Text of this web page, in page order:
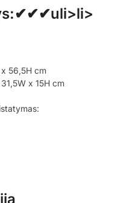
56,5H cm
x 15H cm